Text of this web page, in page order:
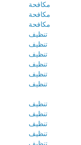
مكافحة
مكافحة
مكافحة
تنظيف
تنظيف
تنظيف
تنظيف
تنظيف
تنظيف
تنظيف
تنظيف
تنظيف
تنظيف